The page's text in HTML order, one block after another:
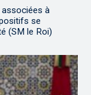
associées à
se
(SM le Roi)